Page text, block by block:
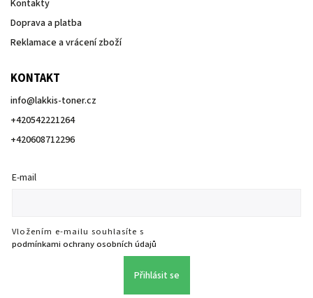
Kontakty
Doprava a platba
Reklamace a vrácení zboží
KONTAKT
info@lakkis-toner.cz
+420542221264
+420608712296
E-mail
Vložením e-mailu souhlasíte s
podmínkami ochrany osobních údajů
Přihlásit se